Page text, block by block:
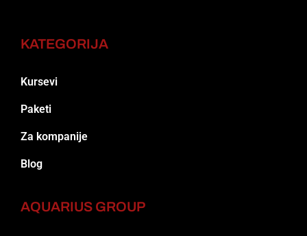
KATEGORIJA
Kursevi
Paketi
Za kompanije
Blog
AQUARIUS GROUP